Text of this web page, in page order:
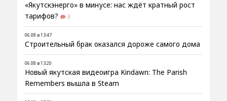
«Якутскэнерго» в минусе: нас ждёт кратный рост
тарифов?
3
06.08 в 13:47
Строительный брак оказался дороже самого дома
06.08 в 13:20
Новый якутская видеоигра Kindawn: The Parish
Remembers вышла в Steam